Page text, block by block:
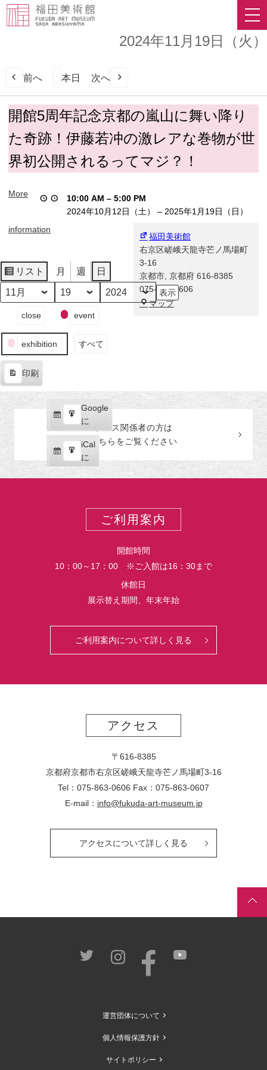
2024年11月19日（火）
前へ 本日 次へ
開
館
5
年
念
の
に
舞
い
た
奇
跡！
伊
藤
冲
激
レ
な
開館5周年記念京都の嵐山に舞い降り
た奇跡！伊藤若冲の激レアな巻物が世
界初公開されるってマジ？！
10:00 AM – 5:00 PM
2024年10月12日（土）
– 2025年1月19日（日）
福田美術館
右京区嵯峨天龍寺芒ノ馬場町
3-16
京都市 京都府 616-8385
075-863-0606
マップ福
More
information
リスト
表
示
月 週 日
月
日
年
ン
の
テ
リ
ー
close event
exhibition すべて
印刷
示
Google
で
購
読
iCal
で
購
読
Google
に
エ
ク
ス
ポ
iCal
に
エ
ク
プレス関係者の方は
こちらをご覧ください
ご利用案内
開館時間
10：00～17：00 ※ご入館は16：30まで
休館日
展示替え期間、年末年始
ご利用案内について詳しく見る
アクセス
〒616-8385
京都府京都市右京区嵯峨天龍寺芒ノ馬場町3-16
Tel：075-863-0606 Fax：075-863-0607
E-mail： info@fukuda-art-museum.jp
アクセスについて詳しく見る
運営団体について
個人情報保護方針
サイトポリシー